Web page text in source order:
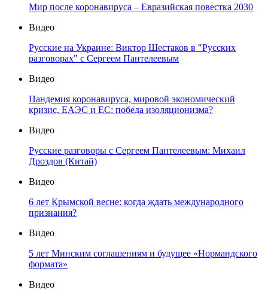
Мир после коронавируса – Евразийская повестка 2030
Видео
Русские на Украине: Виктор Шестаков в "Русских
разговорах" с Сергеем Пантелеевым
Видео
Пандемия коронавируса, мировой экономический
кризис, ЕАЭС и ЕС: победа изоляционизма?
Видео
Русские разговоры с Сергеем Пантелеевым: Михаил
Дроздов (Китай)
Видео
6 лет Крымской весне: когда ждать международного
признания?
Видео
5 лет Минским соглашениям и будущее «Нормандского
формата»
Видео